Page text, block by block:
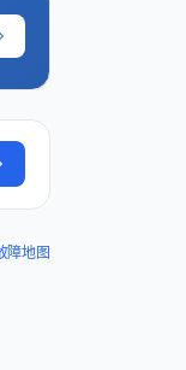
障地图